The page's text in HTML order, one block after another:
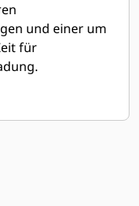
und einer um
für